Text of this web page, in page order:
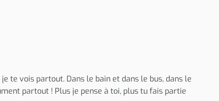
je te vois partout. Dans le bain et dans le bus, dans le
partout ! Plus je pense à toi, plus tu fais partie